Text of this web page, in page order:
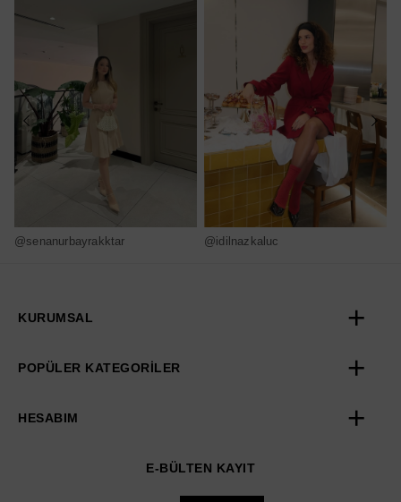
@senanurbayrakktar @idilnazkaluc
KURUMSAL
POPÜLER KATEGORİLER
HESABIM
E-BÜLTEN KAYIT